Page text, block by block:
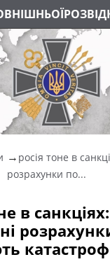
росія тоне в
розрахунки по...
в санкціях: